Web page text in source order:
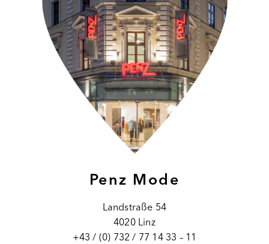
Penz Mode
Landstraße 54
4020 Linz
+43 / (0) 732 / 77 14 33 – 11